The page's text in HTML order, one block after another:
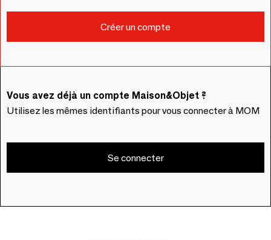
Vous avez déjà un compte Maison&Objet ?
Utilisez les mêmes identifiants pour vous connecter à MOM
Se connecter